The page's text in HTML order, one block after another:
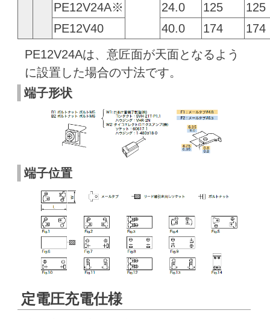
PE12V24A※
24.0 125
125
PE12V40
40.0 174
174
PE12V24Aは、意匠面が天面となるよう
に設置した場合の寸法です。
端子形状
端子位置
定電圧充電仕様